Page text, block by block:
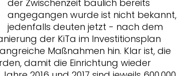
der Zwischenzeit baulich bereits
angegangen wurde ist nicht bekannt,
jedenfalls deuten jetzt - nach dem
der KiTa im Investitionsplan
Maßnahmen hin. Klar ist, die
damit die Einrichtung wieder